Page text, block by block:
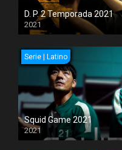
D. P. 2 Temporada 2021
2021
Serie | Latino
Squid Game 2021
2021